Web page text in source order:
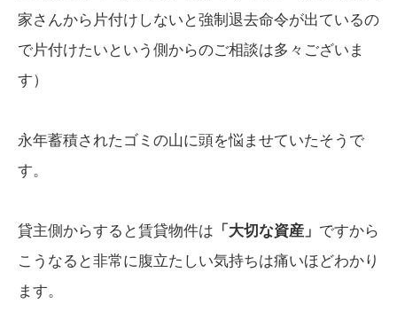
家さんから片付けしないと強制退去命令が出ているの
で片付けたいという側からのご相談は多々ございま
す）
永年蓄積されたゴミの山に頭を悩ませていたそうで
す。
貸主側からすると賃貸物件は 「大切な資産」 ですから
こうなると非常に腹立たしい気持ちは痛いほどわかり
ます。